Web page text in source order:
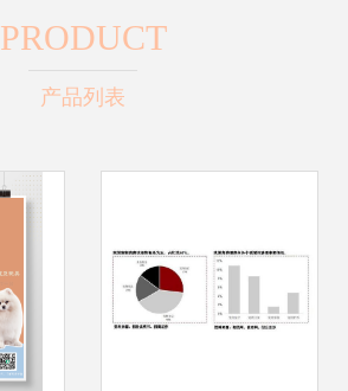
PRODUCT
产品列表